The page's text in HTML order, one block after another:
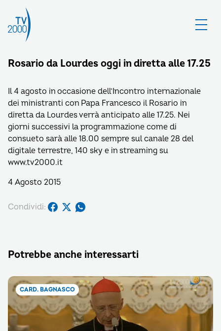
Rosario da Lourdes oggi in diretta alle 17.25
Il 4 agosto in occasione dell’Incontro internazionale
dei ministranti con Papa Francesco il Rosario in
diretta da Lourdes verrà anticipato alle 17.25. Nei
giorni successivi la programmazione come di
consueto sarà alle 18.00 sempre sul canale 28 del
digitale terrestre, 140 sky e in streaming su
www.tv2000.it
4 Agosto 2015
Condividi:
Potrebbe anche interessarti
CARD. BAGNASCO